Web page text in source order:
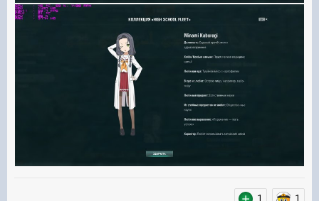
1 1